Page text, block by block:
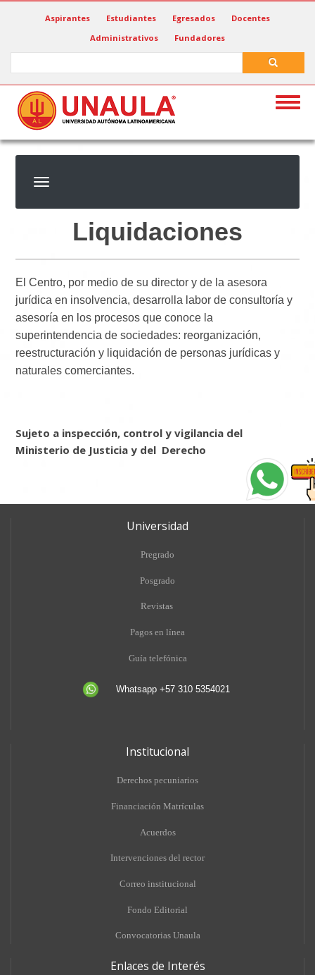
Aspirantes Estudiantes Egresados
Docentes
Administrativos
Fundadores
Liquidaciones
El Centro, por medio de su director y de la asesora
jurídica en insolvencia, desarrolla labor de consultoría y
asesoría en los procesos que conoce la
superintendencia de sociedades: reorganización,
reestructuración y liquidación de personas jurídicas y
naturales comerciantes.
Sujeto a inspección, control y vigilancia del
Ministerio de Justicia y del Derecho
Universidad
Pregrado
Posgrado
Revistas
Pagos en línea
Guía telefónica
Whatsapp +57 310 5354021
Institucional
Derechos pecuniarios
Financiación Matrículas
Acuerdos
Intervenciones del rector
Correo institucional
Fondo Editorial
Convocatorias Unaula
Enlaces de Interés